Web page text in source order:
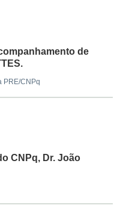
de
PRE/CNPq
CNPq, Dr. João